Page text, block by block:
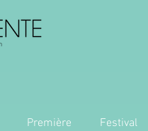
Première Festival